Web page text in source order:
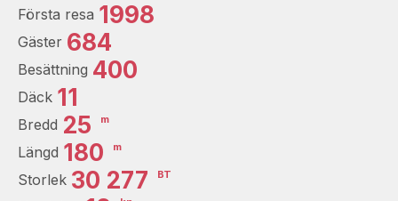
Första resa 1998
Gäster 684
Besättning 400
Däck 11
Bredd 25 m
Längd 180 m
Storlek 30 277 BT